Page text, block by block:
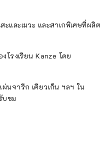
และเมวะ และสาเกพิเศษที่ผลิต
โรงเรียน Kanze โดย
นจารึก เคียวเก็น ฯลฯ ใน
บชม